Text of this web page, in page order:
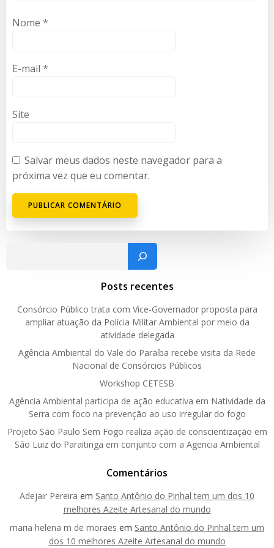
Nome *
E-mail *
Site
Salvar meus dados neste navegador para a
próxima vez que eu comentar.
Pesquisar
Posts recentes
Consórcio Público trata com Vice-Governador proposta para
ampliar atuação da Polícia Militar Ambiental por meio da
atividade delegada
Agência Ambiental do Vale do Paraíba recebe visita da Rede
Nacional de Consórcios Públicos
Workshop CETESB
Agência Ambiental participa de ação educativa em Natividade da
Serra com foco na prevenção ao uso irregular do fogo
Projeto São Paulo Sem Fogo realiza ação de conscientização em
São Luiz do Paraitinga em conjunto com a Agencia Ambiental
Comentários
Adejair Pereira em Santo Antônio do Pinhal tem um dos 10
melhores Azeite Artesanal do mundo
maria helena m de moraes em Santo Antônio do Pinhal tem um
dos 10 melhores Azeite Artesanal do mundo